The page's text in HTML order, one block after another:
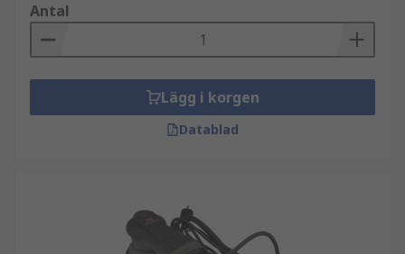
Antal
Lägg i korgen
Datablad